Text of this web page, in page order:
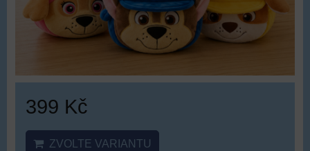
399 Kč
ZVOLTE VARIANTU